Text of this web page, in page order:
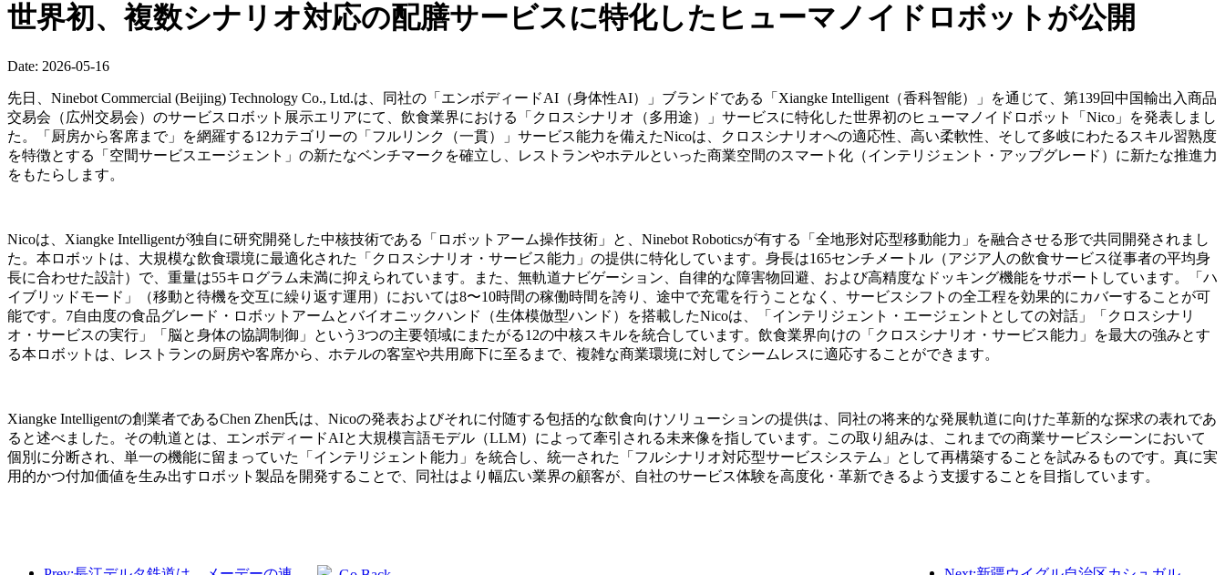
世界初、複数シナリオ対応の配膳サービスに特化したヒューマノイドロボットが公開
Date: 2026-05-16
先日、Ninebot Commercial (Beijing) Technology Co., Ltd.は、同社の「エンボディードAI（身体性AI）」ブランドである「Xiangke Intelligent（香科智能）」を通じて、第139回中国輸出入商品
交易会（広州交易会）のサービスロボット展示エリアにて、飲食業界における「クロスシナリオ（多用途）」サービスに特化した世界初のヒューマノイドロボット「Nico」を発表しまし
た。「厨房から客席まで」を網羅する12カテゴリーの「フルリンク（一貫）」サービス能力を備えたNicoは、クロスシナリオへの適応性、高い柔軟性、そして多岐にわたるスキル習熟度
を特徴とする「空間サービスエージェント」の新たなベンチマークを確立し、レストランやホテルといった商業空間のスマート化（インテリジェント・アップグレード）に新たな推進力
をもたらします。
Nicoは、Xiangke Intelligentが独自に研究開発した中核技術である「ロボットアーム操作技術」と、Ninebot Roboticsが有する「全地形対応型移動能力」を融合させる形で共同開発されまし
た。本ロボットは、大規模な飲食環境に最適化された「クロスシナリオ・サービス能力」の提供に特化しています。身長は165センチメートル（アジア人の飲食サービス従事者の平均身
長に合わせた設計）で、重量は55キログラム未満に抑えられています。また、無軌道ナビゲーション、自律的な障害物回避、および高精度なドッキング機能をサポートしています。「ハ
イブリッドモード」（移動と待機を交互に繰り返す運用）においては8〜10時間の稼働時間を誇り、途中で充電を行うことなく、サービスシフトの全工程を効果的にカバーすることが可
能です。7自由度の食品グレード・ロボットアームとバイオニックハンド（生体模倣型ハンド）を搭載したNicoは、「インテリジェント・エージェントとしての対話」「クロスシナリ
オ・サービスの実行」「脳と身体の協調制御」という3つの主要領域にまたがる12の中核スキルを統合しています。飲食業界向けの「クロスシナリオ・サービス能力」を最大の強みとす
る本ロボットは、レストランの厨房や客席から、ホテルの客室や共用廊下に至るまで、複雑な商業環境に対してシームレスに適応することができます。
Xiangke Intelligentの創業者であるChen Zhen氏は、Nicoの発表およびそれに付随する包括的な飲食向けソリューションの提供は、同社の将来的な発展軌道に向けた革新的な探求の表れであ
ると述べました。その軌道とは、エンボディードAIと大規模言語モデル（LLM）によって牽引される未来像を指しています。この取り組みは、これまでの商業サービスシーンにおいて
個別に分断され、単一の機能に留まっていた「インテリジェント能力」を統合し、統一された「フルシナリオ対応型サービスシステム」として再構築することを試みるものです。真に実
用的かつ付加価値を生み出すロボット製品を開発することで、同社はより幅広い業界の顧客が、自社のサービス体験を高度化・革新できるよう支援することを目指しています。